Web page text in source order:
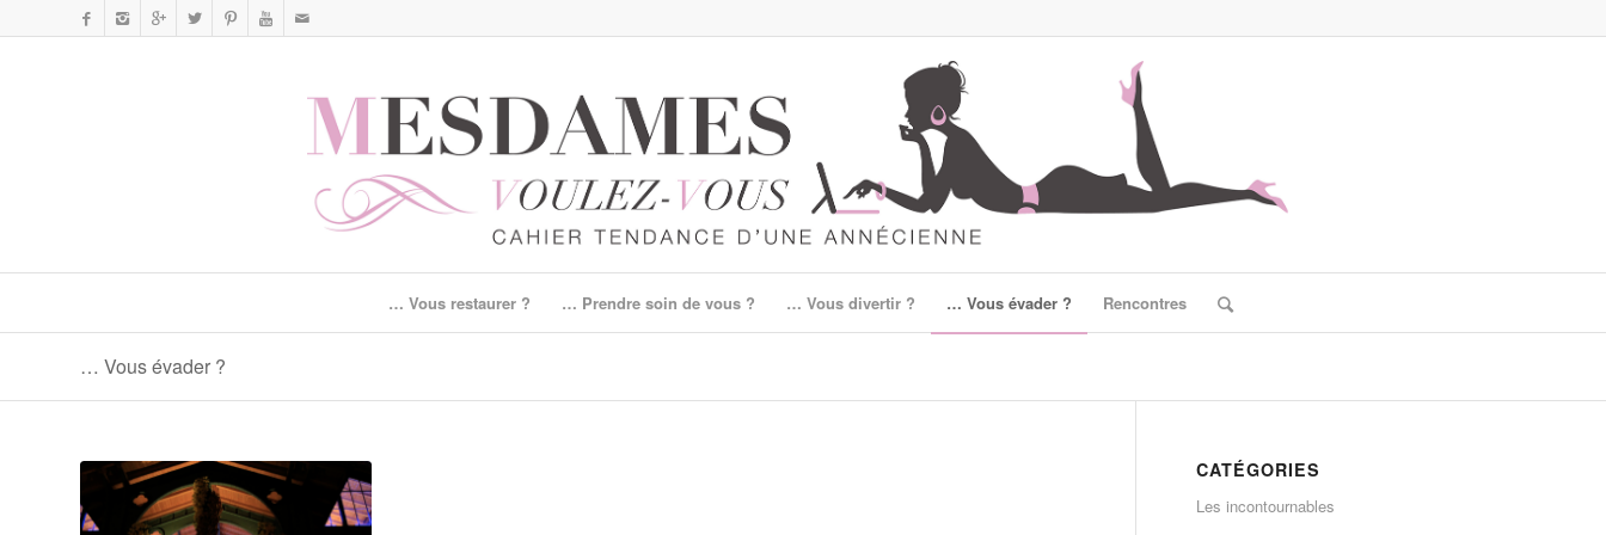
… Vous restaurer ? … Prendre soin de vous ? … Vous divertir ? … Vous évader ? Rencontres
… Vous évader ?
CATÉGORIES
Les incontournables